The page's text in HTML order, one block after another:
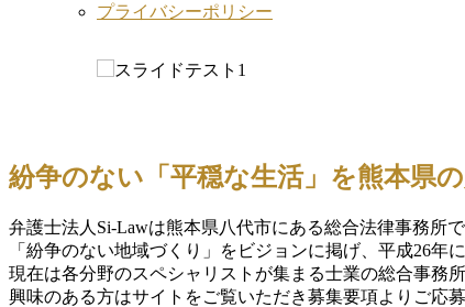
プライバシーポリシー
紛争のない「平穏な生活」を熊本県
弁護士法人Si-Lawは熊本県八代市にある総合法律事務所で
「紛争のない地域づくり」をビジョンに掲げ、平成26年
現在は各分野のスペシャリストが集まる士業の総合事務
興味のある方はサイトをご覧いただき募集要項よりご応募